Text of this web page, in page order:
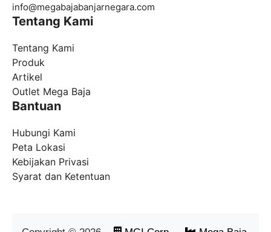
info@megabajabanjarnegara.com
Tentang Kami
Tentang Kami
Produk
Artikel
Outlet Mega Baja
Bantuan
Hubungi Kami
Peta Lokasi
Kebijakan Privasi
Syarat dan Ketentuan